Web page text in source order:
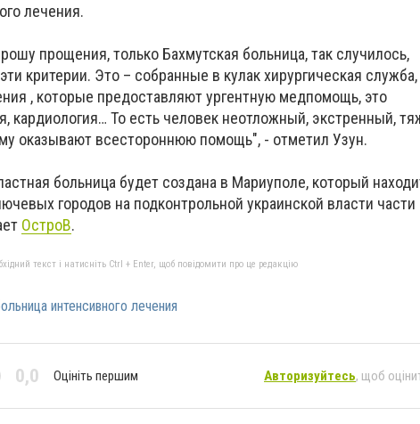
лечения.
прощения, только Бахмутская больница, так случилось,
критерии. Это – собранные в кулак хирургическая служба,
, которые предоставляют ургентную медпомощь, это
кардиология… То есть человек неотложный, экстренный,
оказывают всестороннюю помощь", - отметил Узун.
больница будет создана в Мариуполе, который
городов на подконтрольной украинской власти части
ОстроВ.
текст і натисніть Ctrl + Enter, щоб повідомити про це редакцію
интенсивного лечения
0,0 Оцініть першим Авторизуйтесь, щоб